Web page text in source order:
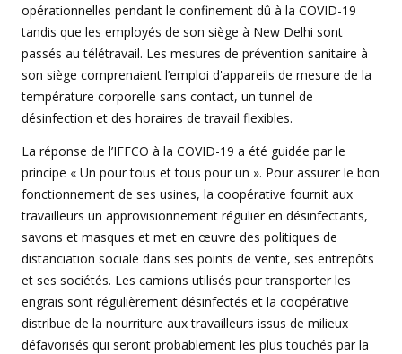
opérationnelles pendant le confinement dû à la COVID-19
tandis que les employés de son siège à New Delhi sont
passés au télétravail. Les mesures de prévention sanitaire à
son siège comprenaient l’emploi d'appareils de mesure de la
température corporelle sans contact, un tunnel de
désinfection et des horaires de travail flexibles.
La réponse de l’IFFCO à la COVID-19 a été guidée par le
principe « Un pour tous et tous pour un ». Pour assurer le bon
fonctionnement de ses usines, la coopérative fournit aux
travailleurs un approvisionnement régulier en désinfectants,
savons et masques et met en œuvre des politiques de
distanciation sociale dans ses points de vente, ses entrepôts
et ses sociétés. Les camions utilisés pour transporter les
engrais sont régulièrement désinfectés et la coopérative
distribue de la nourriture aux travailleurs issus de milieux
défavorisés qui seront probablement les plus touchés par la